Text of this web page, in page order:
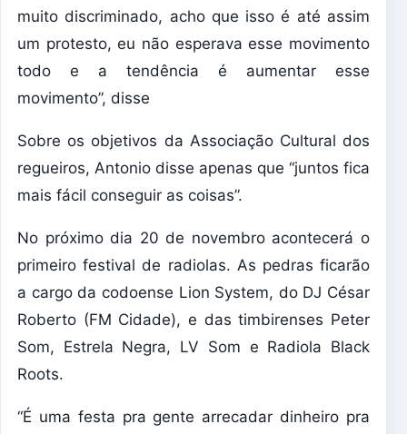
muito discriminado, acho que isso é até assim
um protesto, eu não esperava esse movimento
todo e a tendência é aumentar esse
movimento”, disse
Sobre os objetivos da Associação Cultural dos
regueiros, Antonio disse apenas que “juntos fica
mais fácil conseguir as coisas”.
No próximo dia 20 de novembro acontecerá o
primeiro festival de radiolas. As pedras ficarão
a cargo da codoense Lion System, do DJ César
Roberto (FM Cidade), e das timbirenses Peter
Som, Estrela Negra, LV Som e Radiola Black
Roots.
“É uma festa pra gente arrecadar dinheiro pra